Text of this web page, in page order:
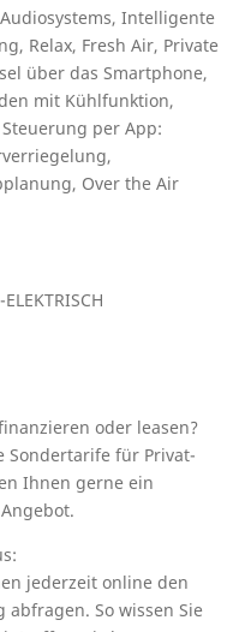
Intelligente
Relax, Fresh Air, Private
über das Smartphone,
mit Kühlfunktion,
per App:
Over the Air
oder leasen?
Sondertarife für Privat-
Ihnen gerne ein
jederzeit online den
So wissen Sie